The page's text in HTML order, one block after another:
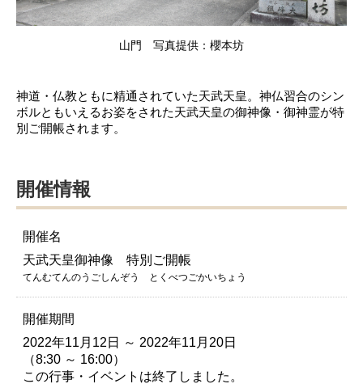
山門 写真提供：櫻本坊
神道・仏教ともに精通されていた天武天皇。神仏習合のシン
ボルともいえるお姿をされた天武天皇の御神像・御神霊が特
別ご開帳されます。
開催情報
開催名
天武天皇御神像 特別ご開帳
てんむてんのうごしんぞう とくべつごかいちょう
開催期間
2022年11月12日 ～ 2022年11月20日
（8:30 ～ 16:00）
この行事・イベントは終了しました。